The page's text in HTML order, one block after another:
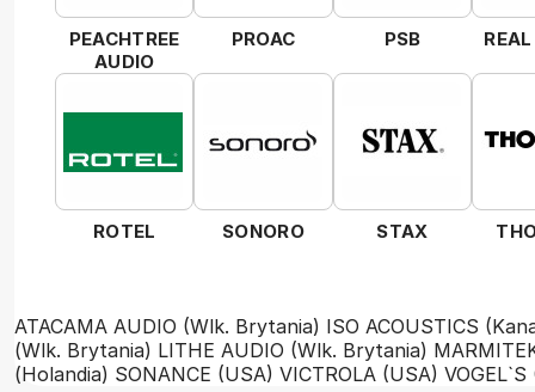
PEACHTREE
AUDIO
PROAC PSB
ROTEL SONORO STAX
ATACAMA AUDIO (Wlk. Brytania) ISO ACOUSTICS
(Wlk. Brytania) LITHE AUDIO (Wlk. Brytania)
(Holandia) SONANCE (USA) VICTROLA (USA)